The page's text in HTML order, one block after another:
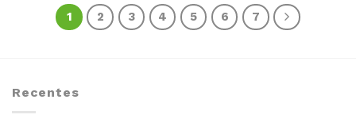
1 2 3 4 5 6 7
Recentes